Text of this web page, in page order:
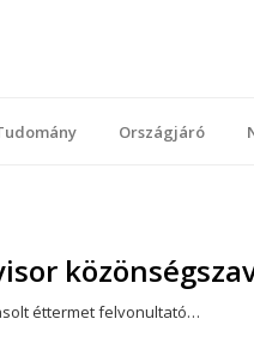
Országjáró
éttermet felvonultató…